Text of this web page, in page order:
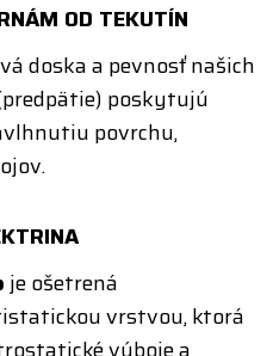
OD TEKUTÍN
doska a pevnosť našich
poskytujú
povrchu,
je ošetrená
vrstvou, ktorá